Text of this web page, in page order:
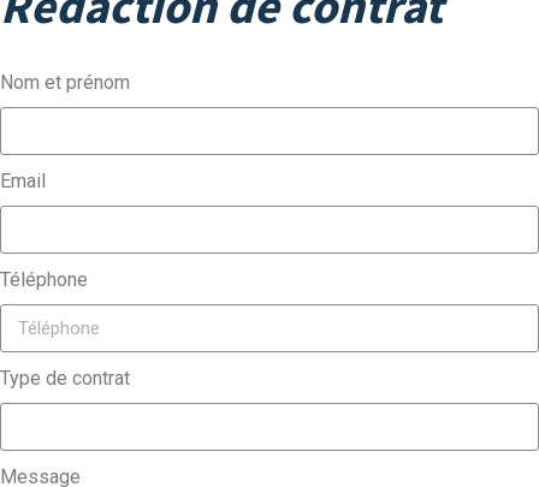
Nom et prénom
Email
Téléphone
Type de contrat
Message